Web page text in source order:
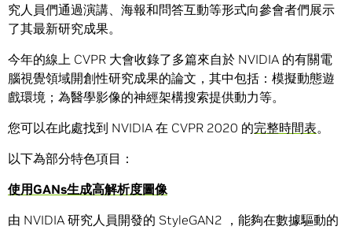
究人員們通過演講、海報和問答互動等形式向參會者們展示
了其最新研究成果。
今年的線上 CVPR 大會收錄了多篇來自於 NVIDIA 的有關電
腦視覺領域開創性研究成果的論文，其中包括：模擬動態遊
戲環境；為醫學影像的神經架構搜索提供動力等。
您可以在此處找到 NVIDIA 在 CVPR 2020 的完整時間表。
以下為部分特色項目：
使用GANs生成高解析度圖像
由 NVIDIA 研究人員開發的 StyleGAN2 ，能夠在數據驅動的